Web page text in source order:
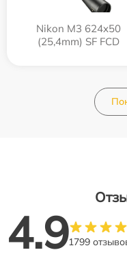
Nikon M3 624x50
(25,4mm) SF FCD
4.91799